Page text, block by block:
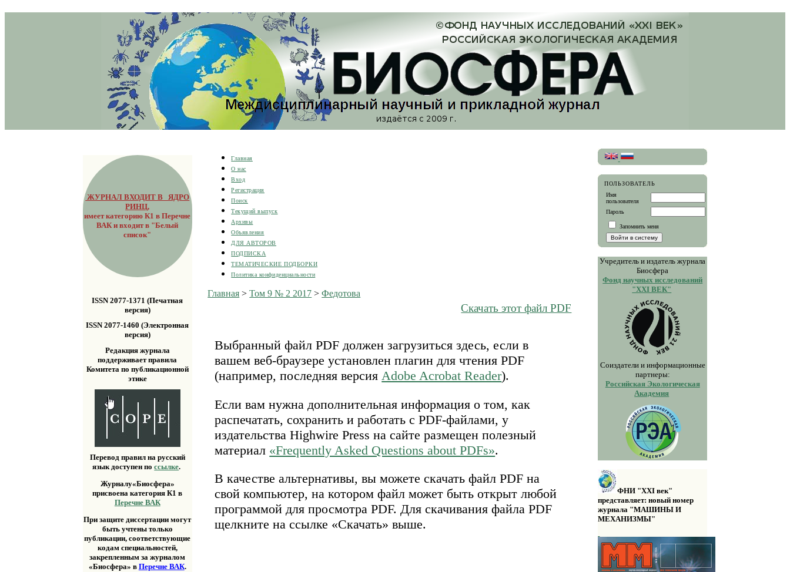
ЖУРНАЛ ВХОДИТ В ЯДРО
РИНЦ,
имеет категорию К1 в Перечне
ВАК и входит в "Белый
список"
ISSN 2077-1371 (Печатная
версия)
ISSN 2077-1460 (Электронная
версия)
Редакция журнала
поддерживает правила
Комитета по публикационной
этике
Перевод правил на русский
язык доступен поссылке.
Журналу«Биосфера»
присвоена категория К1 в
Перечне ВАК
При защите диссертации могут
быть учтены только
публикации, соответствующие
кодам специальностей,
закрепленным за журналом
«Биосфера» в Перечне ВАК.
ПОЛЬЗОВАТЕЛЬ
Имя
пользователя
Пароль
Запомнить меня
Учредитель и издатель журнала
Биосфера
Фонд научных исследований
"XXI ВЕК"
Соиздатели и информационные
партнеры:
Российская Экологическая
Академия
ФНИ "XXI век"
представляет: новый номер
журнала "МАШИНЫ И
МЕХАНИЗМЫ"
Главная
О нас
Вход
Регистрация
Поиск
Текущий выпуск
Архивы
Объявления
ДЛЯ АВТОРОВ
ПОДПИСКА
ТЕМАТИЧЕСКИЕ ПОДБОРКИ
Политика конфиденциальности
Главная >Том 9 № 2 2017 >Федотова
Скачать этот файл PDF
Выбранный файл PDF должен загрузиться здесь, если в
вашем веб-браузере установлен плагин для чтения PDF
(например, последняя версияAdobe Acrobat Reader).
Если вам нужна дополнительная информация о том, как
распечатать, сохранить и работать с PDF-файлами, у
издательства Highwire Press на сайте размещен полезный
материал «Frequently Asked Questions about PDFs».
В качестве альтернативы, вы можете скачать файл PDF на
свой компьютер, на котором файл может быть открыт любой
программой для просмотра PDF. Для скачивания файла PDF
щелкните на ссылке «Скачать» выше.